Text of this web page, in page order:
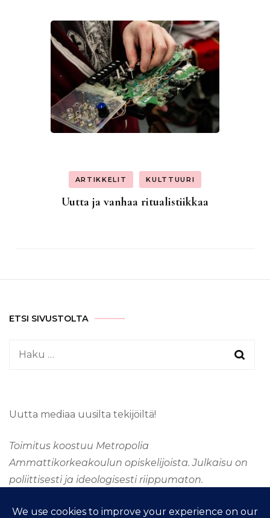
ARTIKKELIT KULTTUURI
Uutta ja vanhaa ritualistiikkaa
ETSI SIVUSTOLTA
Haku:
Uutta mediaa uusilta tekijöiltä!
Toimitus koostuu Metropolia
Ammattikorkeakoulun opiskelijoista. Julkaisu on
poliittisesti ja ideologisesti riippumaton.